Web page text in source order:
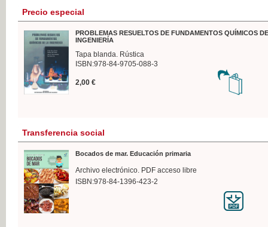
Precio especial
PROBLEMAS RESUELTOS DE FUNDAMENTOS QUÍMICOS
INGENIERÍA
Tapa blanda. Rústica
ISBN:978-84-9705-088-3
2,00 €
Transferencia social
Bocados de mar. Educación primaria
Archivo electrónico. PDF acceso libre
ISBN:978-84-1396-423-2